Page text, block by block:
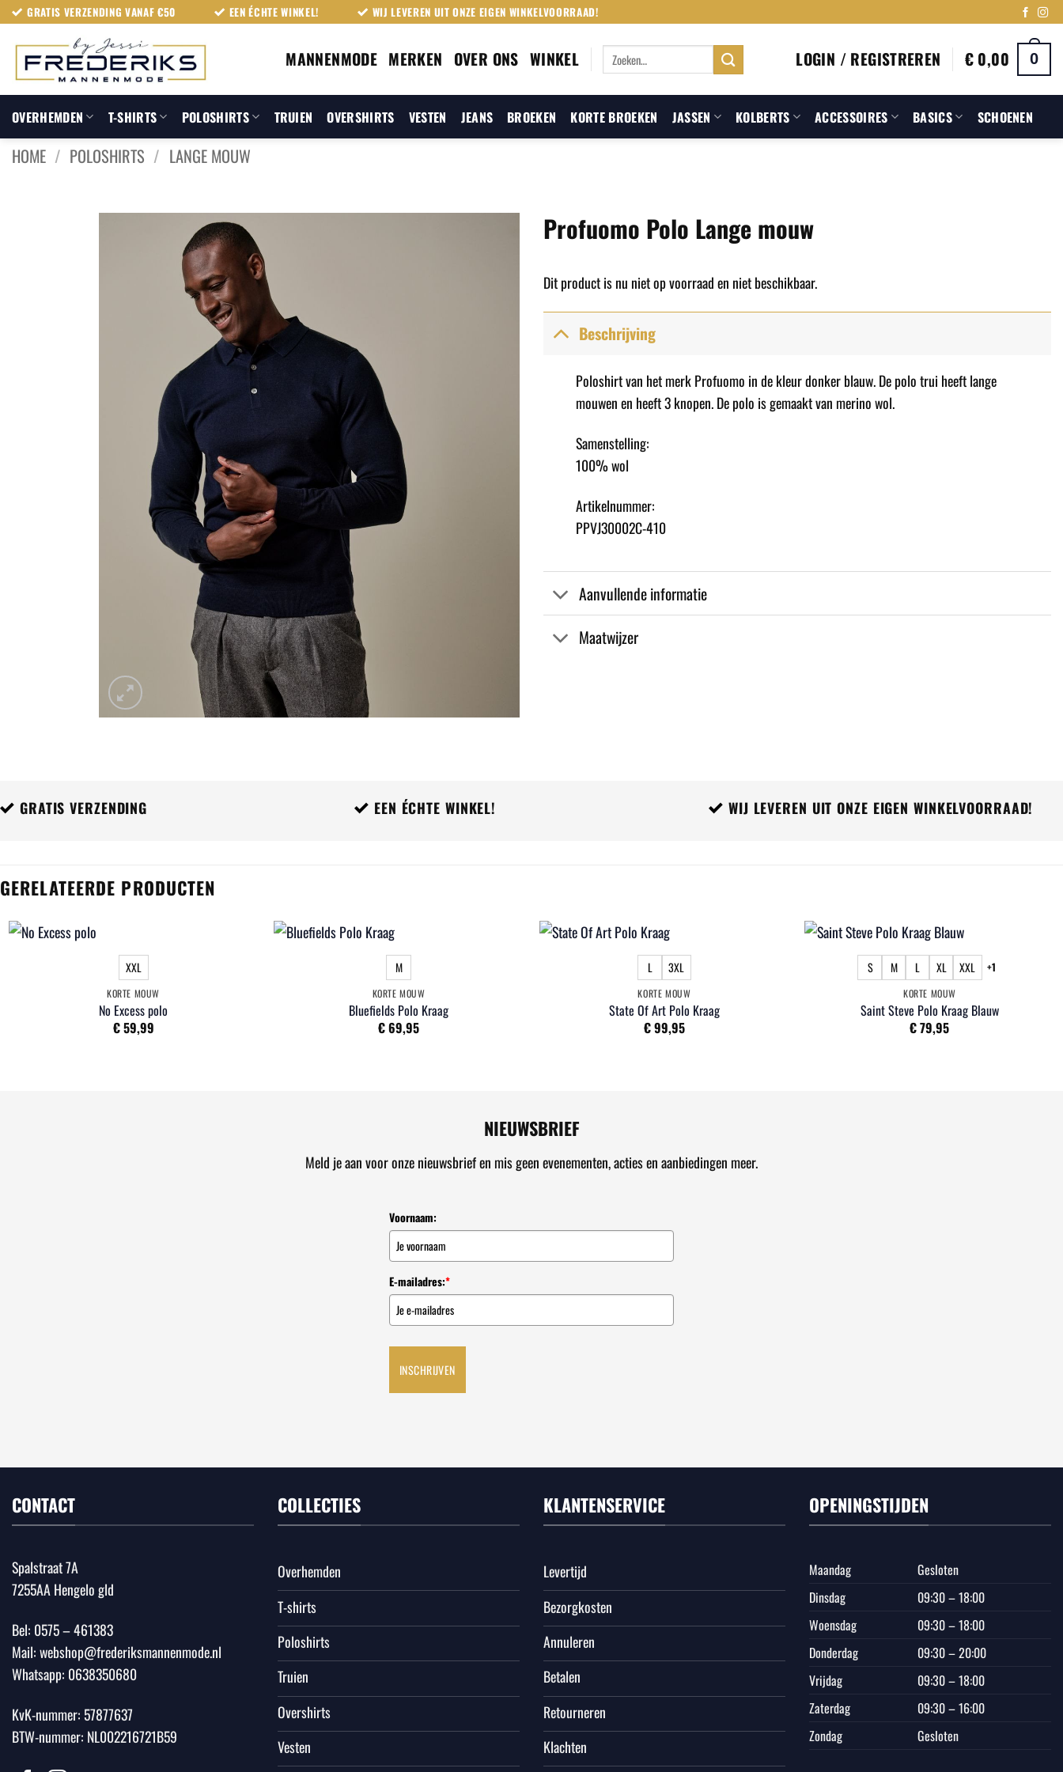
Ga
inhoud
GRATIS VERZENDING VANAF €50 EEN ÉCHTE WINKEL! WIJ LEVEREN UIT ONZE EIGEN WINKELVOORRAAD!
MANNENMODE MERKEN OVER ONS WINKEL
Zoeken
naar:
LOGIN / REGISTREREN € 0,00 0
OVERHEMDEN T-SHIRTS POLOSHIRTS TRUIEN OVERSHIRTS VESTEN JEANS BROEKEN KORTE BROEKEN JASSEN KOLBERTS ACCESSOIRES BASICS SCHOENEN
HOME / POLOSHIRTS / LANGE MOUW
Profuomo Polo Lange mouw
Dit product is nu niet op voorraad en niet beschikbaar.
Beschrijving
Poloshirt van het merk Profuomo in de kleur donker blauw. De polo trui heeft lange
mouwen en heeft 3 knopen. De polo is gemaakt van merino wol.
Samenstelling:
100% wol
Artikelnummer:
PPVJ30002C-410
Aanvullende informatie
Maatwijzer
GRATIS VERZENDING EEN ÉCHTE WINKEL! WIJ LEVEREN UIT ONZE EIGEN WINKELVOORRAAD!
GERELATEERDE PRODUCTEN
XXL
KORTE MOUW
No Excess polo
€59,99
M
KORTE MOUW
Bluefields Polo Kraag
€69,95
L 3XL
KORTE MOUW
State Of Art Polo Kraag
€99,95
S M L XL XXL +1
KORTE MOUW
Saint Steve Polo Kraag Blauw
€79,95
NIEUWSBRIEF
Meld je aan voor onze nieuwsbrief en mis geen evenementen, acties en aanbiedingen meer.
Voornaam:
E-mailadres:*
INSCHRIJVEN
CONTACT
Spalstraat 7A
7255AA Hengelo gld
Bel: 0575 – 461383
Mail:webshop@frederiksmannenmode.nl
Whatsapp: 0638350680
KvK-nummer: 57877637
BTW-nummer: NL002216721B59
COLLECTIES
Overhemden
T-shirts
Poloshirts
Truien
Overshirts
Vesten
KLANTENSERVICE
Levertijd
Bezorgkosten
Annuleren
Betalen
Retourneren
Klachten
OPENINGSTIJDEN
Maandag
Gesloten
Dinsdag
09:30 – 18:00
Woensdag
09:30 – 18:00
Donderdag
09:30 – 20:00
Vrijdag
09:30 – 18:00
Zaterdag
09:30 – 16:00
Zondag
Gesloten